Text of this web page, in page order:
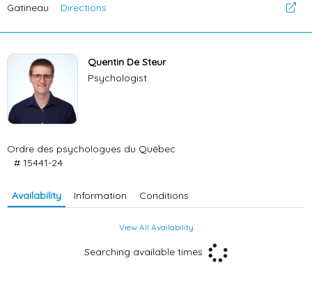
Gatineau Directions
Quentin De Steur
Psychologist
Ordre des psychologues du Québec
# 15441-24
Availability Information Conditions
View All Availability
Searching available times